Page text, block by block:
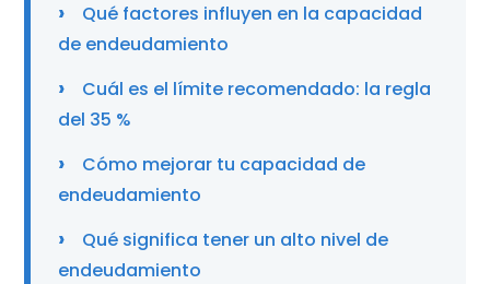
Qué factores influyen en la capacidad
de endeudamiento
Cuál es el límite recomendado: la regla
del 35 %
Cómo mejorar tu capacidad de
endeudamiento
Qué significa tener un alto nivel de
endeudamiento